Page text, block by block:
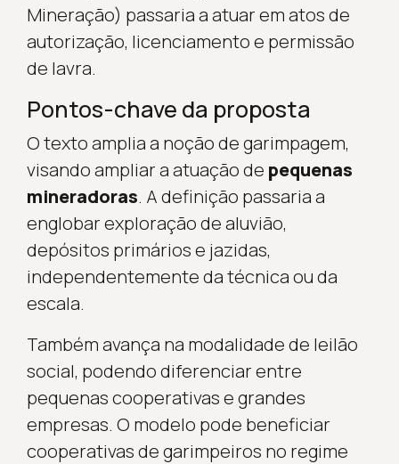
Mineração) passaria a atuar em atos de
autorização, licenciamento e permissão
de lavra.
Pontos-chave da proposta
O texto amplia a noção de garimpagem,
visando ampliar a atuação de pequenas
mineradoras. A definição passaria a
englobar exploração de aluvião,
depósitos primários e jazidas,
independentemente da técnica ou da
escala.
Também avança na modalidade de leilão
social, podendo diferenciar entre
pequenas cooperativas e grandes
empresas. O modelo pode beneficiar
cooperativas de garimpeiros no regime